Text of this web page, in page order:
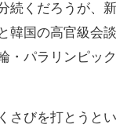
くだろうが、
韓国の高官級会
・パラリンピッ
びを打とうと